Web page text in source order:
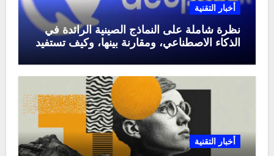
أخبار التقنية
نظرة شاملة على النماذج الصينية الرائدة في
الذكاء الاصطناعي، ومقارنة بينها، وكيف تستفيد
أخبار التقنية